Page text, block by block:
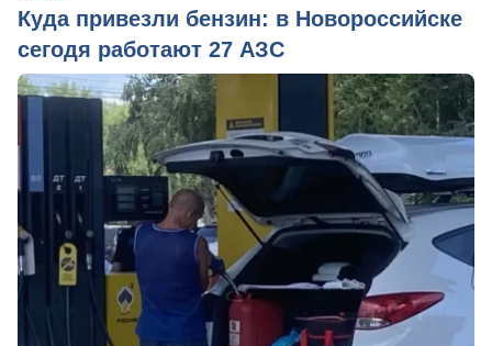
Куда привезли бензин: в Новороссийске
сегодя работают 27 АЗС